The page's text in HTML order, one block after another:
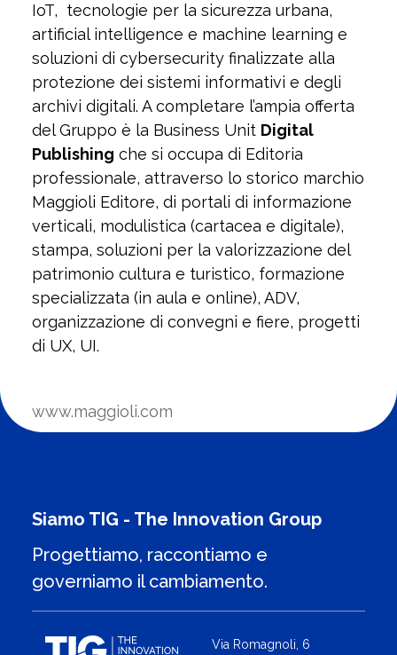
IoT, tecnologie per la sicurezza urbana,
artificial intelligence e machine learning e
soluzioni di cybersecurity finalizzate alla
protezione dei sistemi informativi e degli
archivi digitali. A completare l’ampia offerta
del Gruppo è la Business Unit Digital
Publishing che si occupa di Editoria
professionale, attraverso lo storico marchio
Maggioli Editore, di portali di informazione
verticali, modulistica (cartacea e digitale),
stampa, soluzioni per la valorizzazione del
patrimonio cultura e turistico, formazione
specializzata (in aula e online), ADV,
organizzazione di convegni e fiere, progetti
di UX, UI.
www.maggioli.com
Siamo TIG - The Innovation Group
Progettiamo, raccontiamo e
governiamo il cambiamento.
Via Romagnoli, 6